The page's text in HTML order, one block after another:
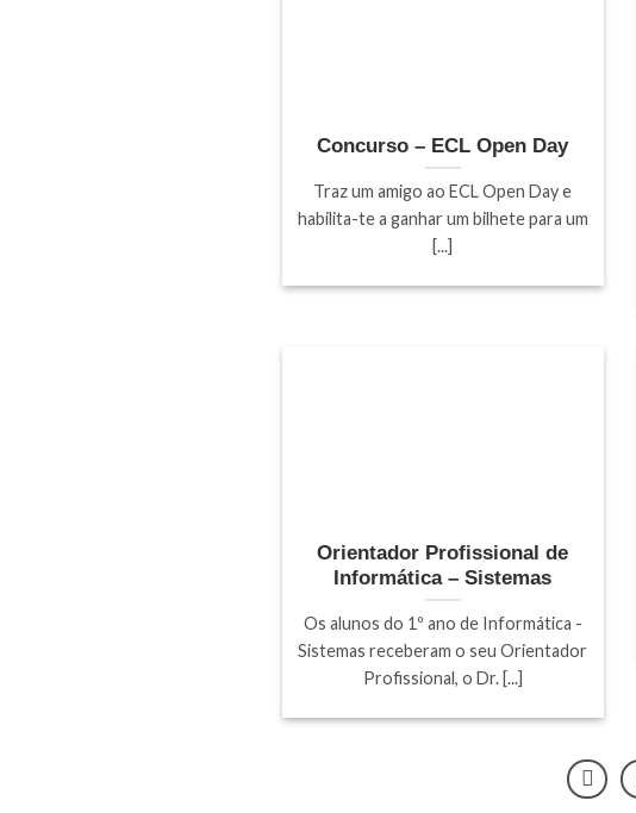
Concurso – ECL Open Day
Traz um amigo ao ECL Open Day e
habilita-te a ganhar um bilhete para um
[...]
Orientador Profissional de
Informática – Sistemas
Os alunos do 1º ano de Informática -
Sistemas receberam o seu Orientador
Profissional, o Dr. [...]